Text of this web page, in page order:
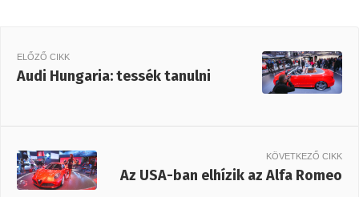
ELŐZŐ CIKK
Audi Hungaria: tessék tanulni
KÖVETKEZŐ CIKK
Az USA-ban elhízik az Alfa Romeo